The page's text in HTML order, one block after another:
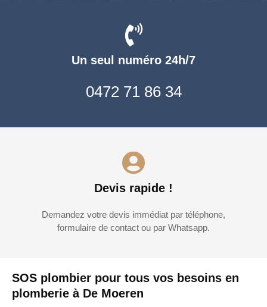
SOS plombier pour tous vos besoins en
plomberie à De Moeren
Un seul numéro 24h/7
0472 71 86 34
Devis rapide !
Demandez votre devis immédiat par téléphone,
formulaire de contact ou par Whatsapp.